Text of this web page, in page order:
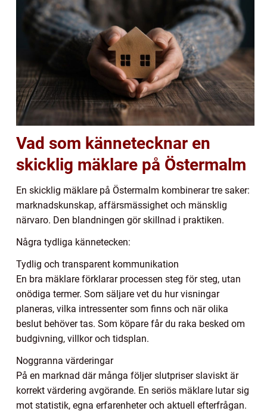
Vad som kännetecknar en
skicklig mäklare på Östermalm
En skicklig mäklare på Östermalm kombinerar tre saker:
marknadskunskap, affärsmässighet och mänsklig
närvaro. Den blandningen gör skillnad i praktiken.
Några tydliga kännetecken:
Tydlig och transparent kommunikation
En bra mäklare förklarar processen steg för steg, utan
onödiga termer. Som säljare vet du hur visningar
planeras, vilka intressenter som finns och när olika
beslut behöver tas. Som köpare får du raka besked om
budgivning, villkor och tidsplan.
Noggranna värderingar
På en marknad där många följer slutpriser slaviskt är
korrekt värdering avgörande. En seriös mäklare lutar sig
mot statistik, egna erfarenheter och aktuell efterfrågan.